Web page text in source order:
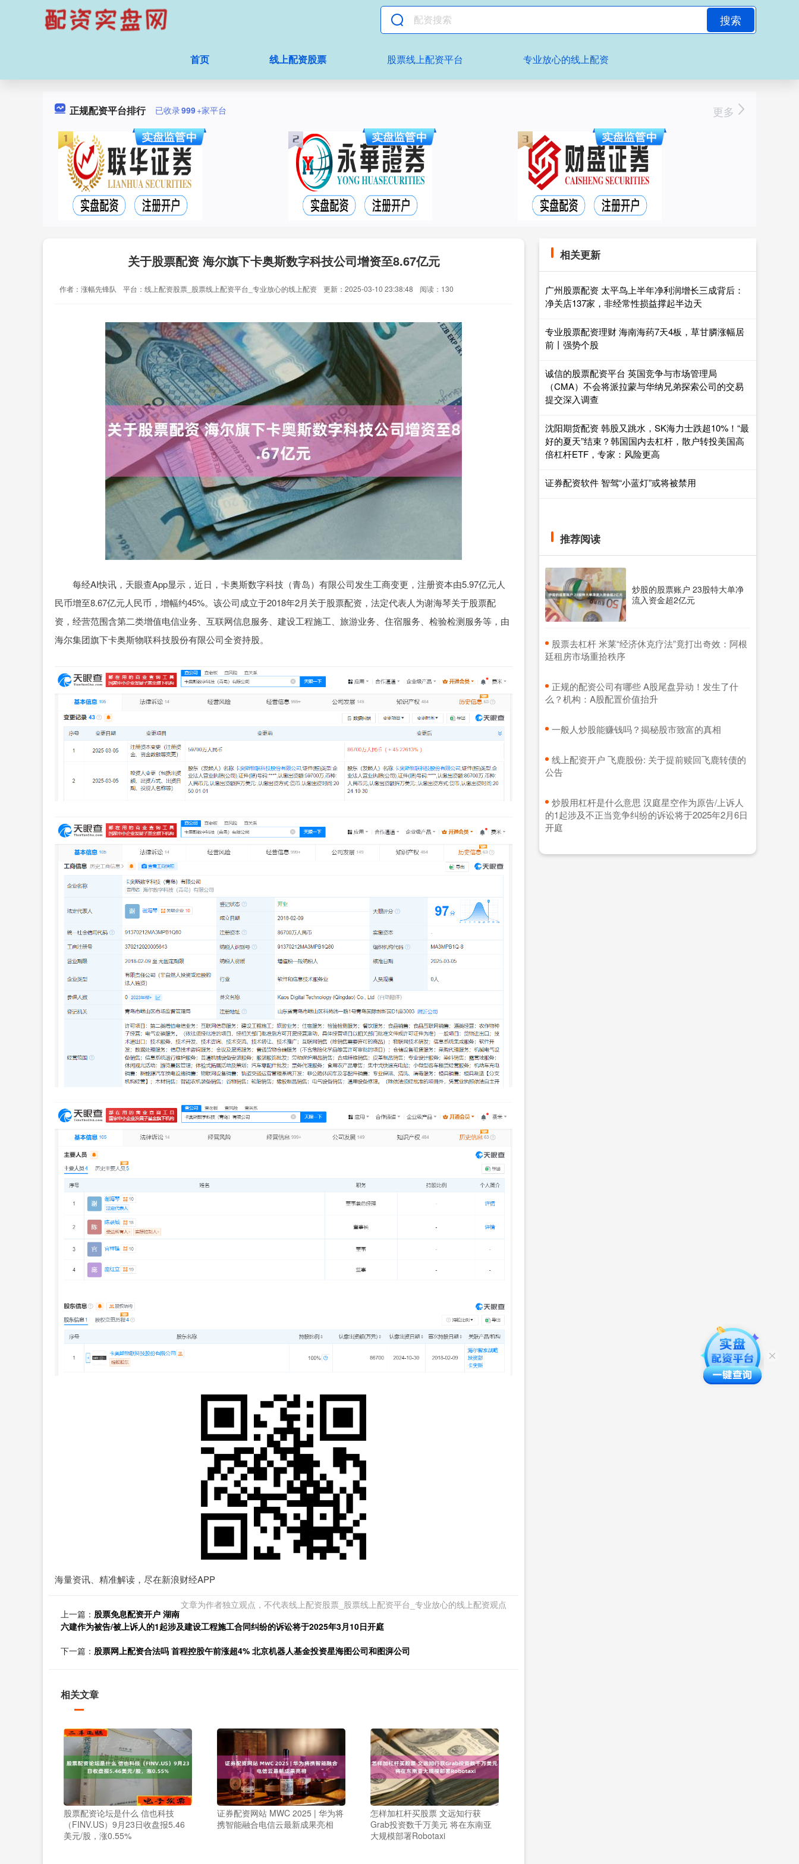
搜索
首页 线上配资股票 股票线上配资平台 专业放心的线上配资
正规配资平台排行 已收录999+家平台 更多
关于股票配资 海尔旗下卡奥斯数字科技公司增资至8.67亿元
作者：涨幅先锋队 平台：线上配资股票_股票线上配资平台_专业放心的线上配资 更新：2025-03-10 23:38:48 阅读：130
每经AI快讯，天眼查App显示，近日，卡奥斯数字科技（青岛）有限公司发生工商变更，注册资本由5.97亿元人
民币增至8.67亿元人民币，增幅约45%。该公司成立于2018年2月关于股票配资，法定代表人为谢海琴关于股票配
资，经营范围含第二类增值电信业务、互联网信息服务、建设工程施工、旅游业务、住宿服务、检验检测服务等，由
海尔集团旗下卡奥斯物联科技股份有限公司全资持股。
海量资讯、精准解读，尽在新浪财经APP
文章为作者独立观点，不代表线上配资股票_股票线上配资平台_专业放心的线上配资观点
上一篇： 股票免息配资开户 湖南
六建作为被告/被上诉人的1起涉及建设工程施工合同纠纷的诉讼将于2025年3月10日开庭
下一篇： 股票网上配资合法吗 首程控股午前涨超4% 北京机器人基金投资星海图公司和图湃公司
相关文章
股票配资论坛是什么 信也科技
（FINV.US）9月23日收盘报5.46
美元/股，涨0.55%
证券配资网站 MWC 2025 | 华为将
携智能融合电信云最新成果亮相
怎样加杠杆买股票 文远知行获
Grab投资数千万美元 将在东南亚
大规模部署Robotaxi
相关更新
广州股票配资 太平鸟上半年净利润增长三成背后：
净关店137家，非经常性损益撑起半边天
专业股票配资理财 海南海药7天4板，草甘膦涨幅居
前丨强势个股
诚信的股票配资平台 英国竞争与市场管理局
（CMA）不会将派拉蒙与华纳兄弟探索公司的交易
提交深入调查
沈阳期货配资 韩股又跳水，SK海力士跌超10%！“最
好的夏天”结束？韩国国内去杠杆，散户转投美国高
倍杠杆ETF，专家：风险更高
证券配资软件 智驾“小蓝灯”或将被禁用
推荐阅读
炒股的股票账户 23股特大单净
流入资金超2亿元
​股票去杠杆 米莱“经济休克疗法”竟打出奇效：阿根
廷租房市场重拾秩序
​正规的配资公司有哪些 A股尾盘异动！发生了什
么？机构：A股配置价值抬升
​一般人炒股能赚钱吗？揭秘股市致富的真相
​线上配资开户 飞鹿股份: 关于提前赎回飞鹿转债的
公告
​炒股用杠杆是什么意思 汉庭星空作为原告/上诉人
的1起涉及不正当竞争纠纷的诉讼将于2025年2月6日
开庭